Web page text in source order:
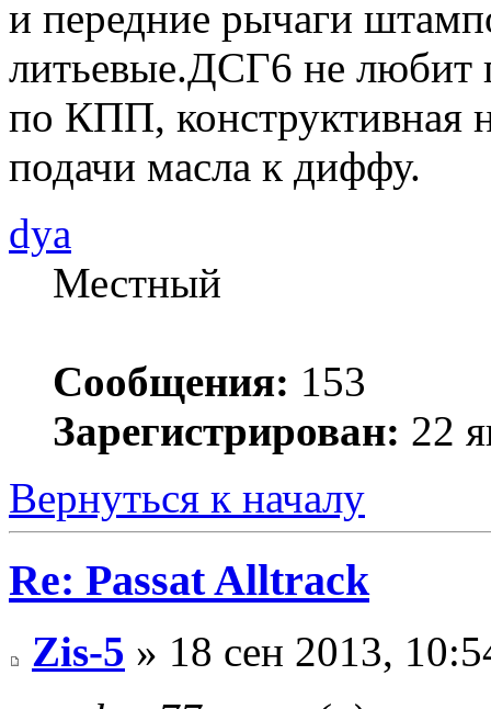
и передние рычаги
литьевые.ДСГ6 не любит
по КПП, конструктивная
подачи масла к диффу.
dya
Местный
Сообщения: 153
Зарегистрирован: 22
Вернуться к началу
Re: Passat Alltrack
Zis-5 » 18 сен 2013,